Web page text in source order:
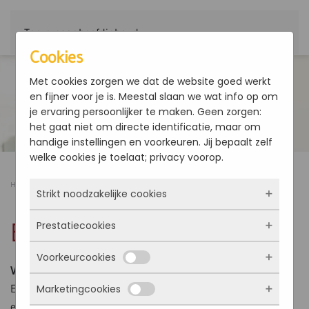
Terug naar hoofdinhoud
Home
ESTRO FFi
Vermogen: 1 - 8 kW
ESTRO FFi-ventilatorconvectoren met motor met
elektronische omschakeling BLDC, horizontale of verticale
Cookies
Met cookies zorgen we dat de website goed werkt
en fijner voor je is. Meestal slaan we wat info op om
je ervaring persoonlijker te maken. Geen zorgen:
het gaat niet om directe identificatie, maar om
handige instellingen en voorkeuren. Jij bepaalt zelf
welke cookies je toelaat; privacy voorop.
Strikt noodzakelijke cookies
Deze cookies zorgen ervoor dat de website
überhaupt werkt. Ze zijn dus altijd actief en
kunnen niet worden uitgezet. Meestal worden
ze alleen geplaatst als jij iets doet, zoals
inloggen, een formulier invullen of je
Prestatiecookies
Met deze cookies zien we hoe vaak onze site
bezocht wordt, waar bezoekers vandaan
komen en welke pagina’s populair zijn. Zo
Voorkeurcookies
Deze cookies onthouden jouw voorkeuren.
Marketingcookies